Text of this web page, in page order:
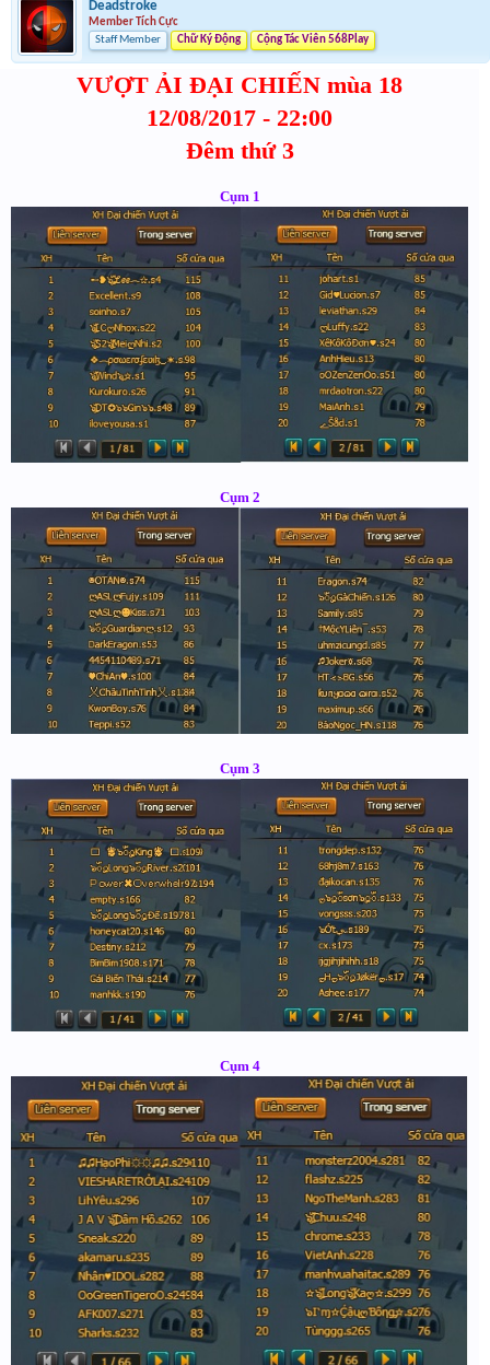
Deadstroke
Member Tích Cực
Staff Member
Chữ Ký Động Cộng Tác Viên 568Play
VƯỢT ẢI ĐẠI CHIẾN mùa 18
12/08/2017 - 22:00
Đêm thứ 3
Cụm 1
Cụm 2
Cụm 3
Cụm 4